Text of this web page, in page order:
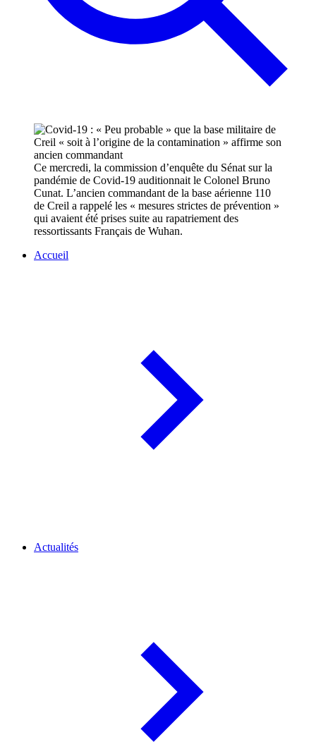
Ce mercredi, la commission d’enquête du Sénat sur la
pandémie de Covid-19 auditionnait le Colonel Bruno
Cunat. L’ancien commandant de la base aérienne 110
de Creil a rappelé les « mesures strictes de prévention »
qui avaient été prises suite au rapatriement des
ressortissants Français de Wuhan.
Accueil
Actualités